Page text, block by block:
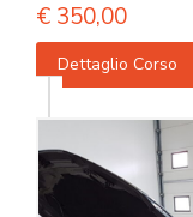
€ 350,00
Dettaglio Corso